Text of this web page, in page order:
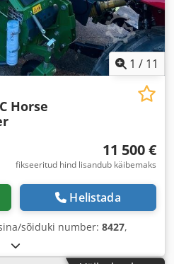
1 / 11
Horse
11 500 €
fikseeritud hind lisandub käibemaks
Helistada
sõiduki number: 8427,